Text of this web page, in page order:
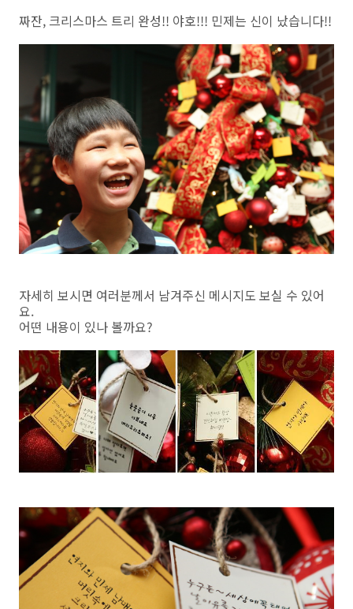
짜잔, 크리스마스 트리 완성!! 야호!!! 민제는 신이 났습니다!!
자세히 보시면 여러분께서 남겨주신 메시지도 보실 수 있어
요.
어떤 내용이 있나 볼까요?